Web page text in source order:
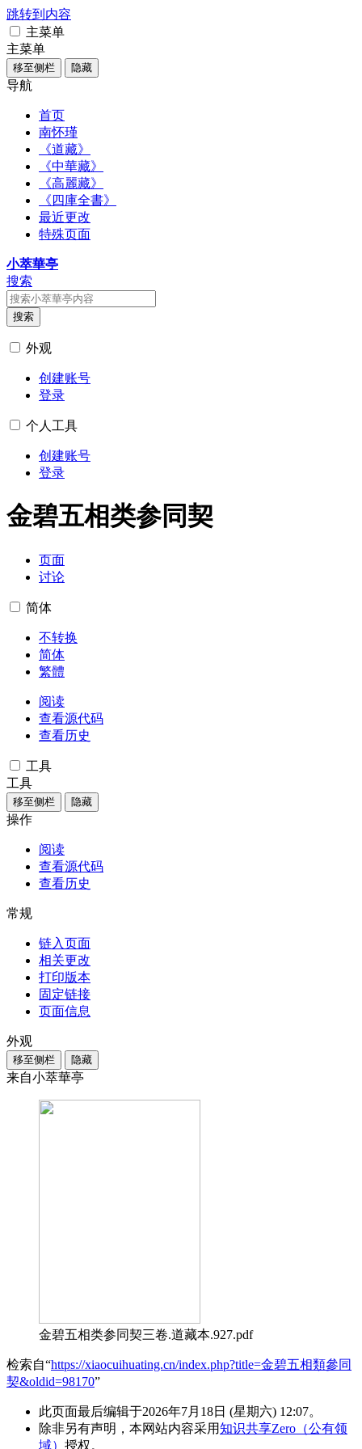
跳转到内容
主菜单
主菜单
移至侧栏 隐藏
导航
首页
南怀瑾
《道藏》
《中華藏》
《高麗藏》
《四庫全書》
最近更改
特殊页面
小萃華亭
搜索
搜索
外观
创建账号
登录
个人工具
创建账号
登录
金碧五相类参同契
页面
讨论
简体
不转换
简体
繁體
阅读
查看源代码
查看历史
工具
工具
移至侧栏 隐藏
操作
阅读
查看源代码
查看历史
常规
链入页面
相关更改
打印版本
固定链接
页面信息
外观
移至侧栏 隐藏
来自小萃華亭
金碧五相类参同契三卷.道藏本.927.pdf
检索自“https://xiaocuihuating.cn/index.php?title=金碧五相類參同
契&oldid=98170”
此页面最后编辑于2026年7月18日 (星期六) 12:07。
除非另有声明，本网站内容采用知识共享Zero（公有领
域） 授权。